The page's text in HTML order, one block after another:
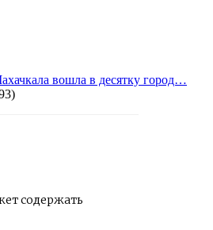
вошла в десятку город…
содержать